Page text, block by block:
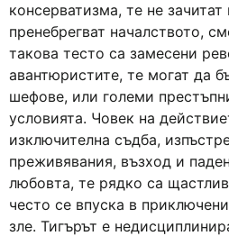
консерватизма, те не зачитат
пренебрегват началството,
такова тесто са замесени
авантюристите, те могат да
шефове, или големи
условията. Човек на
изключителна съдба,
преживявания, възход и
любовта, те рядко са
често се впуска в
зле. Тигърът е